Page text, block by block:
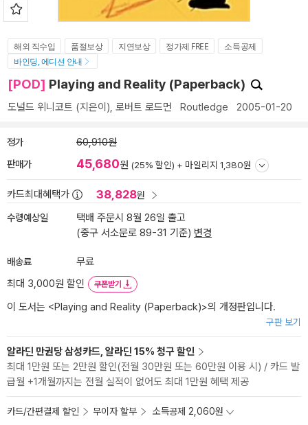
해외 직수입 품절보상 지연보상 정가제 FREE
소득공제
바인딩, 에디션 안내
[POD] Playing and Reality (Paperback)
도널드 위니코트 (지은이), 로버트 로드먼 Routledge 2005-01-20
정가 60,910원
판매가 45,680원 (25% 할인) + 마일리지 1,380원
카드최대혜택가 38,828원
수령예상일
택배 주문시 8월 26일 출고
(중구 서소문로 89-31 기준) 변경
배송료
무료
최대 3,000원 할인
쿠폰받기
이 도서는 <Playing and Reality (Paperback)>의 개정판입니다.
구판 보기
알라딘 만권당 삼성카드, 알라딘 15% 청구 할인
최대 1만원 또는 2만원 할인(전월 30만원 또는 60만원 이용 시) / 카드 발
급월 +1개월까지는 전월 실적이 없어도 최대 1만원 혜택 제공
카드/간편결제 할인 무이자 할부 소득공제 2,060원